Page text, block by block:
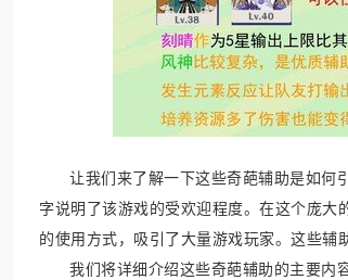
让我们来了解一下这些奇葩辅助是如何
字说明了该游戏的受欢迎程度。在这个庞
的使用方式，吸引了大量游戏玩家。这些辅
我们将详细介绍这些奇葩辅助的主要内